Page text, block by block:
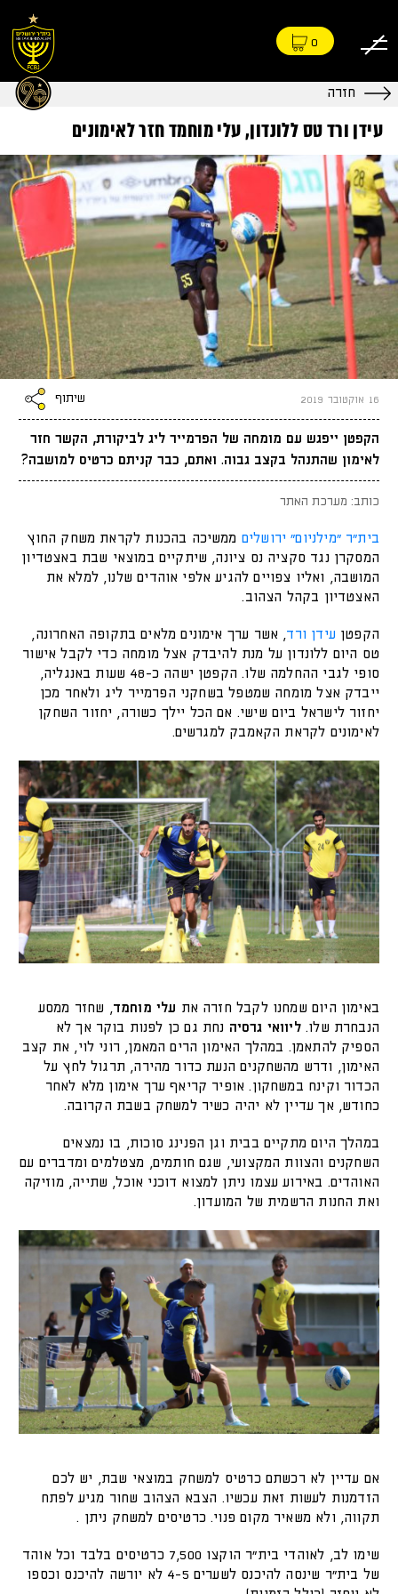
0
חזרה
עידן ורד טס ללונדון, עלי מוחמד חזר לאימונים
16 אוקטובר 2019 שיתוף
הקפטן ייפגש עם מומחה של הפרמייר ליג לביקורת, הקשר חזר
לאימון שהתנהל בקצב גבוה. ואתם, כבר קניתם כרטיס למושבה?
כותב: מערכת האתר
בית"ר "מילניום" ירושלים ממשיכה בהכנות לקראת משחק החוץ
המסקרן נגד סקציה נס ציונה, שיתקיים במוצאי שבת באצטדיון
המושבה, ואליו צפויים להגיע אלפי אוהדים שלנו, למלא את
האצטדיון בקהל הצהוב.
הקפטן עידן ורד, אשר ערך אימונים מלאים בתקופה האחרונה,
טס היום ללונדון על מנת להיבדק אצל מומחה כדי לקבל אישור
סופי לגבי ההחלמה שלו. הקפטן ישהה כ-48 שעות באנגליה,
ייבדק אצל מומחה שמטפל בשחקני הפרמייר ליג ולאחר מכן
יחזור לישראל ביום שישי. אם הכל יילך כשורה, יחזור השחקן
לאימונים לקראת הקאמבק למגרשים.
באימון היום שמחנו לקבל חזרה את עלי מוחמד, שחזר ממסע
הנבחרת שלו.ליוואי גרסיה נחת גם כן לפנות בוקר אך לא
הספיק להתאמן. במהלך האימון הרים המאמן, רוני לוי, את קצב
האימון, ודרש מהשחקנים הנעת כדור מהירה, תרגול לחץ על
הכדור וקינח במשחקון. אופיר קריאף ערך אימון מלא לאחר
כחודש, אך עדיין לא יהיה כשיר למשחק בשבת הקרובה.
במהלך היום מתקיים בבית וגן הפנינג סוכות, בו נמצאים
השחקנים והצוות המקצועי, שגם חותמים, מצטלמים ומדברים עם
האוהדים. באירוע עצמו ניתן למצוא דוכני אוכל, שתייה, מוזיקה
ואת החנות הרשמית של המועדון.
אם עדיין לא רכשתם כרטיס למשחק במוצאי שבת, יש לכם
הזדמנות לעשות זאת עכשיו. הצבא הצהוב שחור מגיע לפתח
תקווה, ולא משאיר מקום פנוי. כרטיסים למשחק ניתן .
שימו לב, לאוהדי בית"ר הוקצו 7,500 כרטיסים בלבד וכל אוהד
של בית"ר שינסה להיכנס לשערים 4-5 לא יורשה להיכנס וכספו